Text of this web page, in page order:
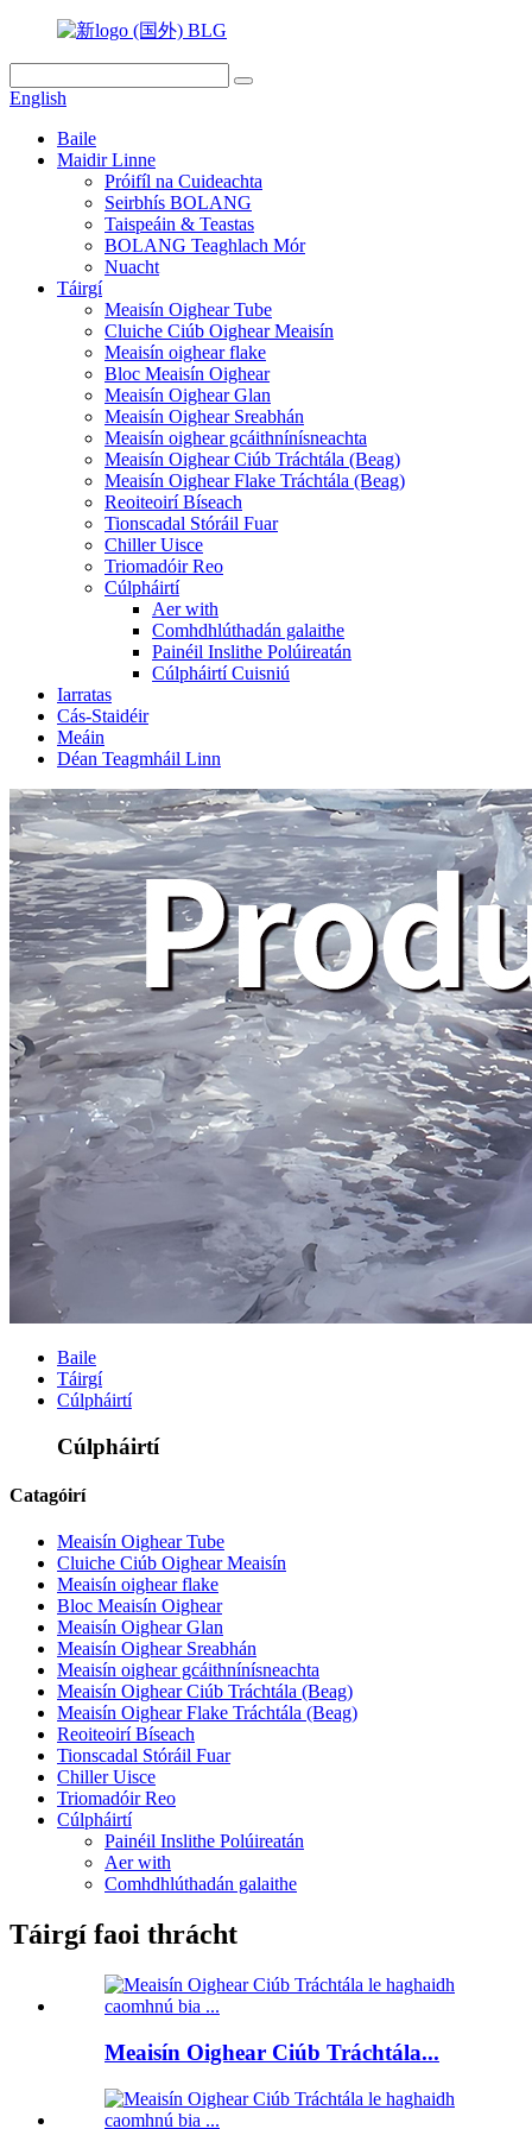
English
Baile
Maidir Linne
Próifíl na Cuideachta
Seirbhís BOLANG
Taispeáin & Teastas
BOLANG Teaghlach Mór
Nuacht
Táirgí
Meaisín Oighear Tube
Cluiche Ciúb Oighear Meaisín
Meaisín oighear flake
Bloc Meaisín Oighear
Meaisín Oighear Glan
Meaisín Oighear Sreabhán
Meaisín oighear gcáithnínísneachta
Meaisín Oighear Ciúb Tráchtála (Beag)
Meaisín Oighear Flake Tráchtála (Beag)
Reoiteoirí Bíseach
Tionscadal Stóráil Fuar
Chiller Uisce
Triomadóir Reo
Cúlpháirtí
Aer with
Comhdhlúthadán galaithe
Painéil Inslithe Polúireatán
Cúlpháirtí Cuisniú
Iarratas
Cás-Staidéir
Meáin
Déan Teagmháil Linn
Baile
Táirgí
Cúlpháirtí
Cúlpháirtí
Catagóirí
Meaisín Oighear Tube
Cluiche Ciúb Oighear Meaisín
Meaisín oighear flake
Bloc Meaisín Oighear
Meaisín Oighear Glan
Meaisín Oighear Sreabhán
Meaisín oighear gcáithnínísneachta
Meaisín Oighear Ciúb Tráchtála (Beag)
Meaisín Oighear Flake Tráchtála (Beag)
Reoiteoirí Bíseach
Tionscadal Stóráil Fuar
Chiller Uisce
Triomadóir Reo
Cúlpháirtí
Painéil Inslithe Polúireatán
Aer with
Comhdhlúthadán galaithe
Táirgí faoi thrácht
Meaisín Oighear Ciúb Tráchtála...